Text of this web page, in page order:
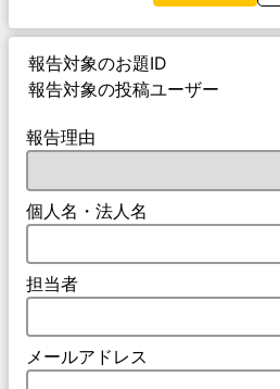
報告対象のお題ID
報告対象の投稿ユーザー
報告理由
個人名・法人名
担当者
メールアドレス